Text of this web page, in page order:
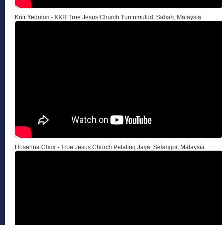
Koir Yedutun - KKR True Jesus Church Tuntumulud, Sabah, Malaysia
Hosanna Choir - True Jesus Church Petaling Jaya, Selangor, Malaysia